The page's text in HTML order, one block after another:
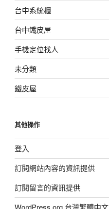
台中系統櫃
台中鐵皮屋
手機定位找人
未分類
鐵皮屋
其他操作
登入
訂閱網站內容的資訊提供
訂閱留言的資訊提供
WordPress.org 台灣繁體中文